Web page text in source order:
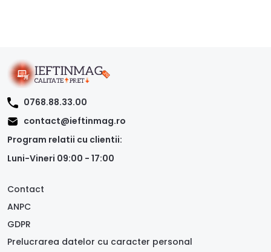
0768.88.33.00
contact@ieftinmag.ro
Program relatii cu clientii:
Luni-Vineri 09:00 - 17:00
Contact
ANPC
GDPR
Prelucrarea datelor cu caracter personal